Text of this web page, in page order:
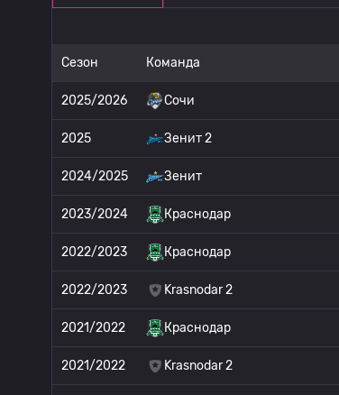
Сезон Команда
2025/2026 Сочи
2025 Зенит 2
2024/2025 Зенит
2023/2024 Краснодар
2022/2023 Краснодар
2022/2023 Krasnodar 2
2021/2022 Краснодар
2021/2022 Krasnodar 2